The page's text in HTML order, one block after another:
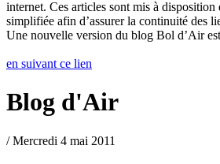
internet. Ces articles sont mis à disposition
simplifiée afin d’assurer la continuité des
Une nouvelle version du blog Bol d’Air
en suivant ce lien
Blog d'Air
/ Mercredi 4 mai 2011